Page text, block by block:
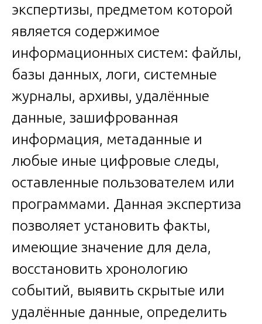
экспертизы, предметом которой
является содержимое
информационных систем: файлы,
базы данных, логи, системные
журналы, архивы, удалённые
данные, зашифрованная
информация, метаданные и
любые иные цифровые следы,
оставленные пользователем или
программами. Данная экспертиза
позволяет установить факты,
имеющие значение для дела,
восстановить хронологию
событий, выявить скрытые или
удалённые данные, определить